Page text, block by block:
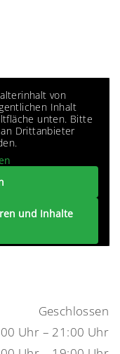
von
Inhalt
unten. Bitte
Drittanbieter
und Inhalte
Geschlossen
Uhr – 21:00 Uhr